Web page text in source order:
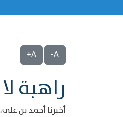
A-
A+
راهبة
أخبرنا أحمد بن